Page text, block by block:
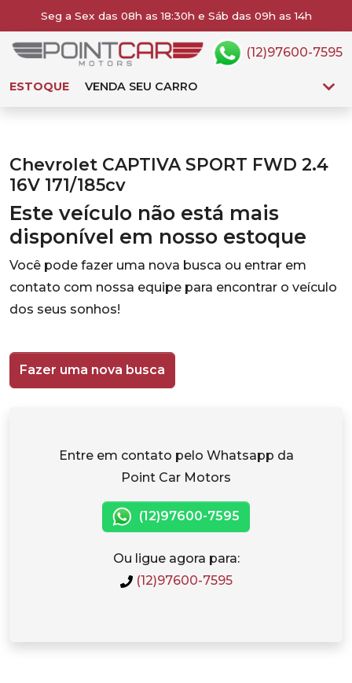
Seg a Sex das 08h as 18:30h e Sáb das 09h as 14h
ESTOQUE VENDA SEU CARRO
(12)97600-7595
Chevrolet CAPTIVA SPORT FWD 2.4
16V 171/185cv
Este veículo não está mais
disponível em nosso estoque
Você pode fazer uma nova busca ou entrar em
contato com nossa equipe para encontrar o veículo
dos seus sonhos!
Fazer uma nova busca
Entre em contato pelo Whatsapp da
Point Car Motors
(12)97600-7595
Ou ligue agora para:
(12)97600-7595